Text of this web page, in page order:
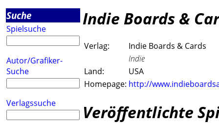
Suche
Spielsuche
Autor/Grafiker-
Suche
Verlagssuche
Indie Boards &
Verlag:
Indie Boards & Cards
Indie
Land:
USA
Homepage: http://
Veröffentlichte